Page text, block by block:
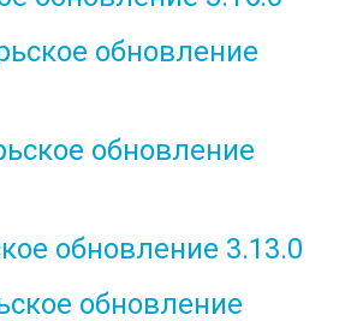
обновление
обновление
обновление 3.13.0
обновление